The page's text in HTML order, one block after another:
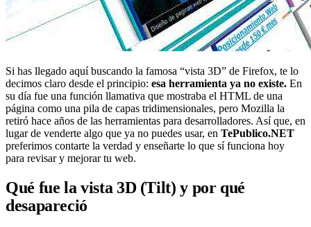
Si has llegado aquí buscando la famosa “vista 3D” de Firefox, te lo
decimos claro desde el principio: esa herramienta ya no existe. En
su día fue una función llamativa que mostraba el HTML de una
página como una pila de capas tridimensionales, pero Mozilla la
retiró hace años de las herramientas para desarrolladores. Así que, en
lugar de venderte algo que ya no puedes usar, en TePublico.NET
preferimos contarte la verdad y enseñarte lo que sí funciona hoy
para revisar y mejorar tu web.
Qué fue la vista 3D (Tilt) y por qué
desapareció